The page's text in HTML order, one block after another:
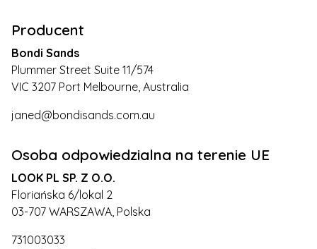
Producent
Bondi Sands
Plummer Street Suite 11/574
VIC 3207 Port Melbourne, Australia
janed@bondisands.com.au
Osoba odpowiedzialna na terenie UE
LOOK PL SP. Z O.O.
Floriańska 6/lokal 2
03-707 WARSZAWA, Polska
731003033